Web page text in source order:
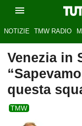
NOTIZIE TMW RADIO
Venezia in
questa
TMW